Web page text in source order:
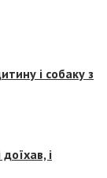
і собаку з
і